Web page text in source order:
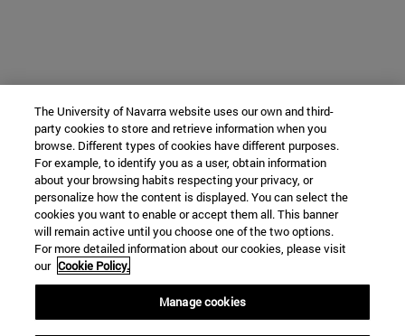
The University of Navarra website uses our own and third-
party cookies to store and retrieve information when you
browse. Different types of cookies have different purposes.
For example, to identify you as a user, obtain information
about your browsing habits respecting your privacy, or
personalize how the content is displayed. You can select the
cookies you want to enable or accept them all. This banner
will remain active until you choose one of the two options.
For more detailed information about our cookies, please visit
our Cookie Policy.
Manage cookies